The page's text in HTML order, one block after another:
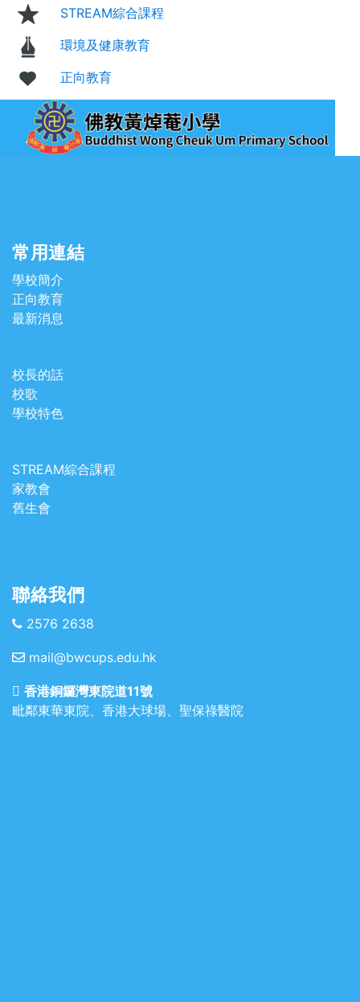
STREAM綜合課程
環境及健康教育
正向教育
常用連結
學校簡介
正向教育
最新消息
校長的話
校歌
學校特色
STREAM綜合課程
家教會
舊生會
聯絡我們
2576 2638
mail@bwcups.edu.hk
香港銅鑼灣東院道11號
毗鄰東華東院、香港大球場、聖保祿醫院